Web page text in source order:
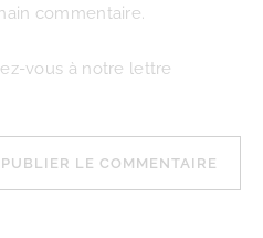
commentaire.
vous à notre lettre